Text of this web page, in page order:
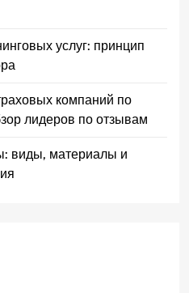
услуг: принцип
компаний по
лидеров по отзывам
виды, материалы и